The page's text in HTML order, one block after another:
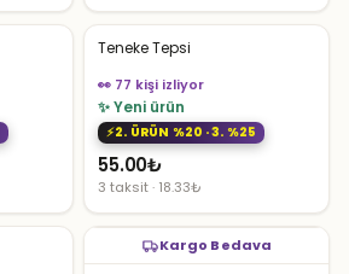
Teneke Tepsi
👀 77 kişi izliyor
✨ Yeni ürün
2. ÜRÜN %20 · 3. %25
55.00₺
3 taksit · 18.33₺
Kargo Bedava